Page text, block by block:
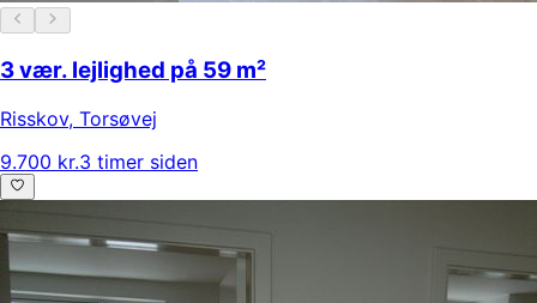
3 vær. lejlighed på 59 m²
Risskov, Torsøvej
9.700 kr.3 timer siden